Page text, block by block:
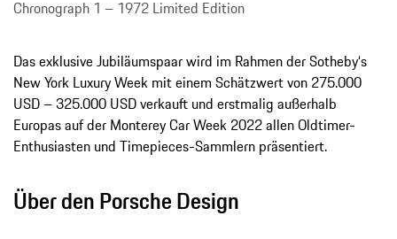
Chronograph 1 – 1972 Limited Edition
Das exklusive Jubiläumspaar wird im Rahmen der Sotheby‘s
New York Luxury Week mit einem Schätzwert von 275.000
USD – 325.000 USD verkauft und erstmalig außerhalb
Europas auf der Monterey Car Week 2022 allen Oldtimer-
Enthusiasten und Timepieces-Sammlern präsentiert.
Über den Porsche Design